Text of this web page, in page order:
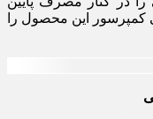
کمپرسور این محصول را